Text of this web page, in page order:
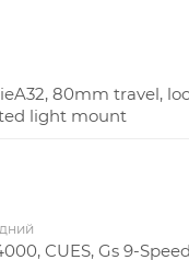
80mm travel,
light mount
CUES, Gs 9-